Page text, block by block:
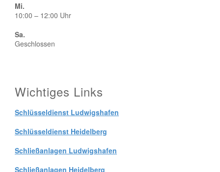
Mi.
10:00 – 12:00 Uhr
Sa.
Geschlossen
Wichtiges Links
Schlüsseldienst Ludwigshafen
Schlüsseldienst Heidelberg
Schließanlagen Ludwigshafen
Schließanlagen Heidelberg